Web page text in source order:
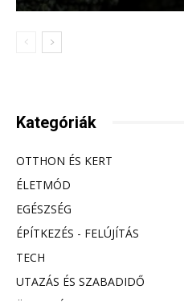
Kategóriák
OTTHON ÉS KERT
ÉLETMÓD
EGÉSZSÉG
ÉPÍTKEZÉS - FELÚJÍTÁS
TECH
UTAZÁS ÉS SZABADIDŐ